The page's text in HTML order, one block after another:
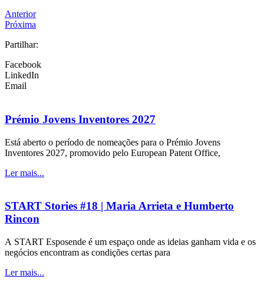
Anterior
Próxima
Partilhar:
Facebook
LinkedIn
Email
Prémio Jovens Inventores 2027
Está aberto o período de nomeações para o Prémio Jovens
Inventores 2027, promovido pelo European Patent Office,
Ler mais...
START Stories #18 | Maria Arrieta e Humberto
Rincon
A START Esposende é um espaço onde as ideias ganham vida e os
negócios encontram as condições certas para
Ler mais...